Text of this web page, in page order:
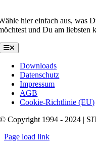
hier einfach aus, was
und Du am liebsten
Toggle
Navigation
Downloads
Datenschutz
Impressum
AGB
Cookie-Richtlinie (EU)
© Copyright 1994 - 2024 |
Page load link